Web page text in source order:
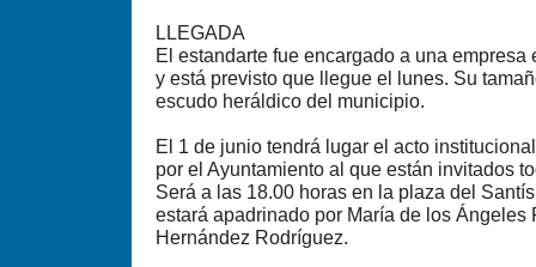
LLEGADA
El estandarte fue encargado a una
y está previsto que llegue el lunes. Su
escudo heráldico del municipio.
El 1 de junio tendrá lugar el acto
por el Ayuntamiento al que están invitados
Será a las 18.00 horas en la plaza del
estará apadrinado por María de los Ángeles
Hernández Rodríguez.